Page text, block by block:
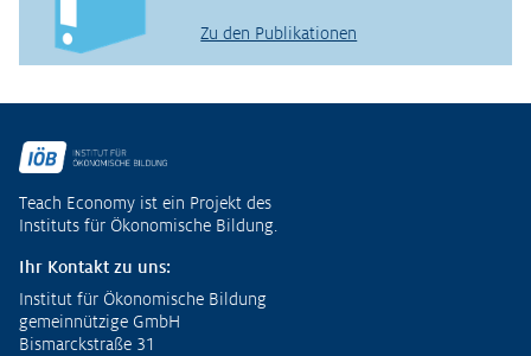
Zu den Publikationen
Teach Economy ist ein Projekt des
Instituts für Ökonomische Bildung.
Ihr Kontakt zu uns:
Institut für Ökonomische Bildung
gemeinnützige GmbH
Bismarckstraße 31